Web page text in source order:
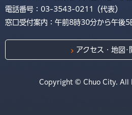
電話番号：03-3543-0211（代表）
窓口受付案内：午前8時30分から午後5
アクセス・地図･
Copyright © Chuo City. All